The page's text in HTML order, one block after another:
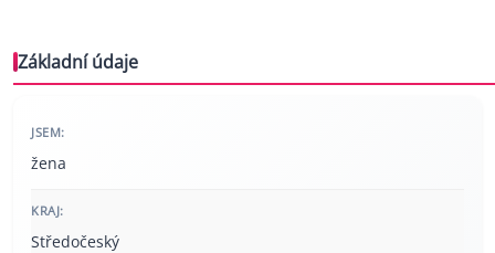
Základní údaje
JSEM:
žena
KRAJ:
Středočeský